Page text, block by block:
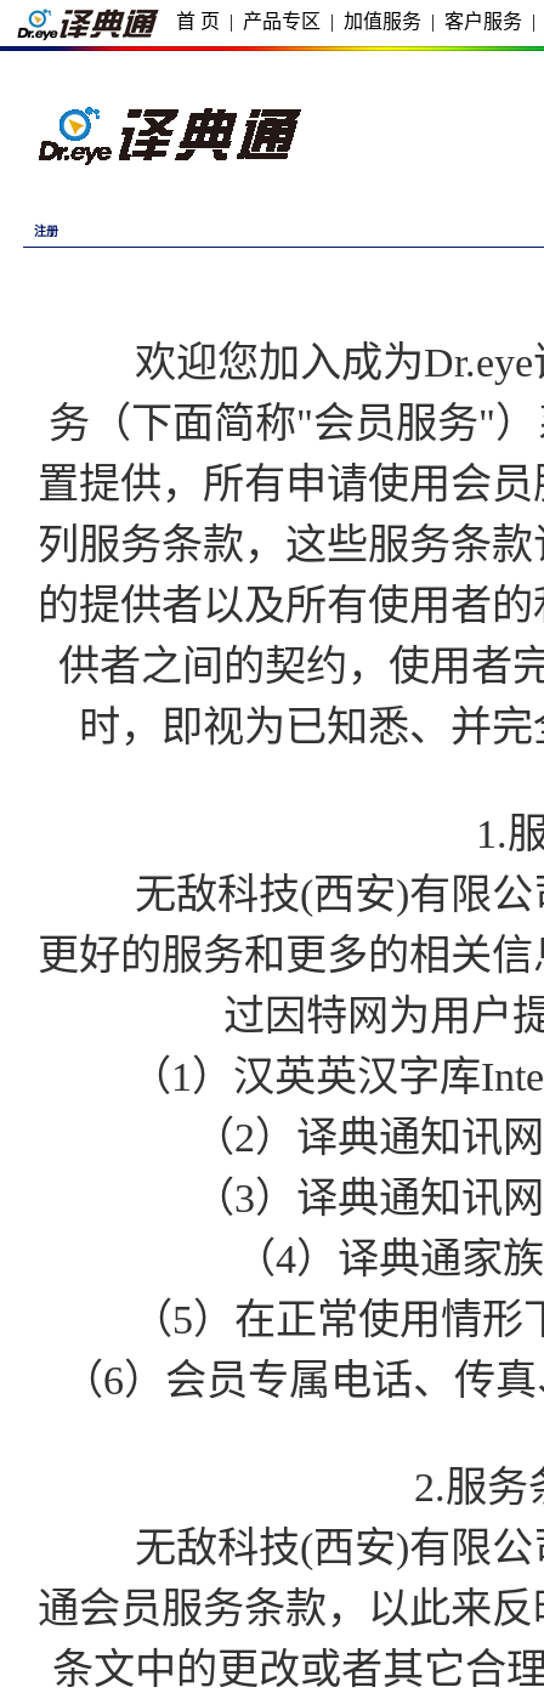
首 页 | 产品专区 | 加值服务 | 客户服务 |
注册
欢迎您加入成为Dr.eye
务（下面简称"会员服务"
置提供，所有申请使用会
列服务条款，这些服务条
的提供者以及所有使用者
供者之间的契约，使用者
时，即视为已知悉、并
1.
无敌科技(西安)有限公
更好的服务和更多的相关
过因特网为用户
（1）汉英英汉字库
（2）译典通知讯
（3）译典通知讯
（4）译典通家
（5）在正常使用情
（6）会员专属电话、传
2.服务
无敌科技(西安)有限公
通会员服务条款，以此来
条文中的更改或者其它合